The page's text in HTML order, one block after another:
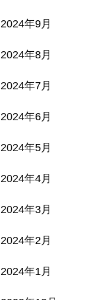
2024年9月
2024年8月
2024年7月
2024年6月
2024年5月
2024年4月
2024年3月
2024年2月
2024年1月